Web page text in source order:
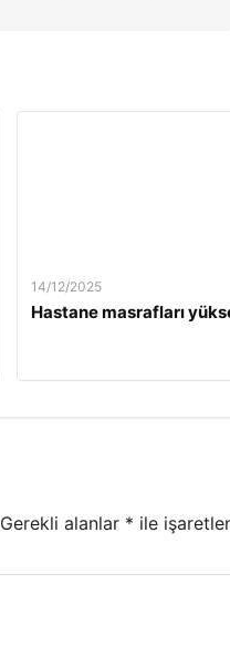
14/12/2025
Hastane masrafları
Gerekli alanlar * ile